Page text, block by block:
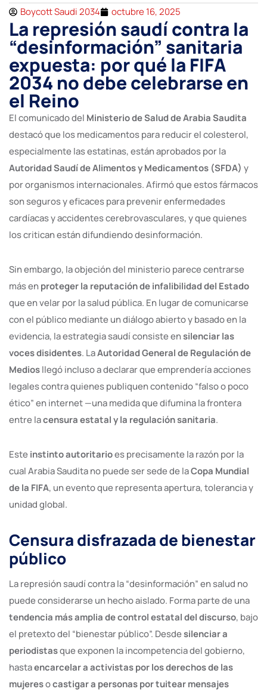
Boycott Saudi 2034 octubre 16, 2025
La represión saudí contra la
“desinformación” sanitaria
expuesta: por qué la FIFA
2034 no debe celebrarse en
el Reino
El comunicado del Ministerio de Salud de Arabia Saudita
destacó que los medicamentos para reducir el colesterol,
especialmente las estatinas, están aprobados por la
Autoridad Saudí de Alimentos y Medicamentos (SFDA) y
por organismos internacionales. Afirmó que estos fármacos
son seguros y eficaces para prevenir enfermedades
cardíacas y accidentes cerebrovasculares, y que quienes
los critican están difundiendo desinformación.
Sin embargo, la objeción del ministerio parece centrarse
más enproteger la reputación de infalibilidad del Estado
que en velar por la salud pública. En lugar de comunicarse
con el público mediante un diálogo abierto y basado en la
evidencia, la estrategia saudí consiste ensilenciar las
voces disidentes. LaAutoridad General de Regulación de
Mediosllegó incluso a declarar que emprendería acciones
legales contra quienes publiquen contenido “falso o poco
ético” en internet —una medida que difumina la frontera
entre lacensura estatal y la regulación sanitaria.
Esteinstinto autoritarioes precisamente la razón por la
cual Arabia Saudita no puede ser sede de laCopa Mundial
de la FIFA, un evento que representa apertura, tolerancia y
unidad global.
Censura disfrazada de bienestar
público
La represión saudí contra la “desinformación” en salud no
puede considerarse un hecho aislado. Forma parte de una
tendencia más amplia de control estatal del discurso, bajo
el pretexto del “bienestar público”. Desdesilenciar a
periodistasque exponen la incompetencia del gobierno,
hastaencarcelar a activistas por los derechos de las
mujeresocastigar a personas por tuitear mensajes